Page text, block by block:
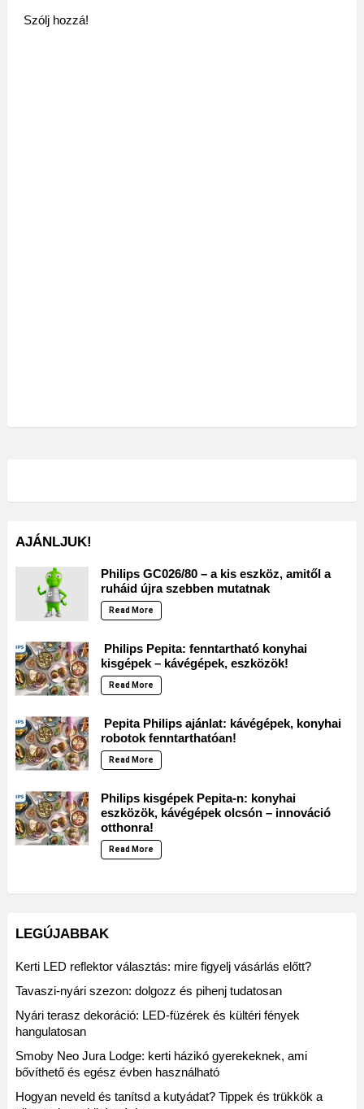
Szólj hozzá!
AJÁNLJUK!
Philips GC026/80 – a kis eszköz, amitől a
ruháid újra szebben mutatnak
Read More
Philips Pepita: fenntartható konyhai
kisgépek – kávégépek, eszközök!
Read More
Pepita Philips ajánlat: kávégépek, konyhai
robotok fenntarthatóan!
Read More
Philips kisgépek Pepita-n: konyhai
eszközök, kávégépek olcsón – innováció
otthonra!
Read More
LEGÚJABBAK
Kerti LED reflektor választás: mire figyelj vásárlás előtt?
Tavaszi-nyári szezon: dolgozz és pihenj tudatosan
Nyári terasz dekoráció: LED-füzérek és kültéri fények
hangulatosan
Smoby Neo Jura Lodge: kerti házikó gyerekeknek, ami
bővíthető és egész évben használható
Hogyan neveld és tanítsd a kutyádat? Tippek és trükkök a